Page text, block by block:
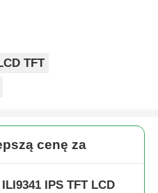
TFT
cenę za
IPS TFT LCD